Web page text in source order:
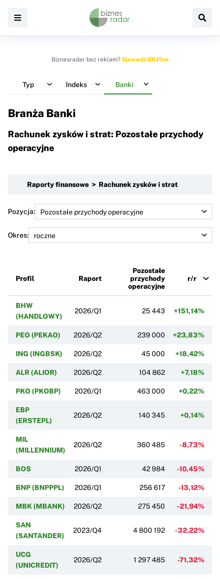
Biznesradar bez reklam? Sprawdź BR Plus
Typ Indeks Banki
Branża Banki
Rachunek zysków i strat: Pozostałe przychody
operacyjne
Raporty finansowe > Rachunek zysków i strat
Pozycja:
Okres:
Profil Raport
Pozostałe
przychody
operacyjne
r/r
BHW
(HANDLOWY)
2026/Q1 25 443 +151,14%
PEO (PEKAO) 2026/Q2 239 000 +23,83%
ING (INGBSK) 2026/Q2 45 000 +18,42%
ALR (ALIOR) 2026/Q2 104 862 +7,18%
PKO (PKOBP) 2026/Q1 463 000 +0,22%
EBP
(ERSTEPL)
2026/Q2 140 345 +0,14%
MIL
(MILLENNIUM)
2026/Q2 360 485 -8,73%
BOS 2026/Q1 42 984 -10,45%
BNP (BNPPPL) 2026/Q1 256 617 -13,12%
MBK (MBANK) 2026/Q2 275 450 -21,94%
SAN
(SANTANDER)
2023/Q4 4 800 192 -32,22%
UCG
(UNICREDIT)
2026/Q2 1 297 485 -71,32%